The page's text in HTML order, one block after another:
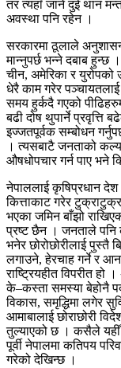
तर त्यहाँ जाने दुई थान
अवस्था पनि रहेन ।
सरकारमा ठूलाले
मान्नुपर्छ भन्ने दबाब
चीन, अमेरिका र युरोपको
धेरै काम गरेर
समय हुर्कदै गएको
बढी दोष थुपार्ने प्रवृत्ति
इज्जतपूर्वक सम्बोधन
। त्यसबाटै जनताको
औषधोपचार गर्न पाए भने
नेपाललाई कृषिप्रधान देश
कित्ताकाट गरेर
भएका जमिन बाँझो
प्रष्ट छैन । जनताले पनि
भनेर छोरोछोरीलाई पुस्तै
लगाउने, हेरचाह गर्ने र
राष्ट्रियहीत विपरीत हो
के–कस्ता समस्या बेहोनै
विकास, समृद्धिमा लगेर
आमाबालाई छोराछोरी
तुल्याएको छ । कसैले यहीँ
पूर्वी नेपालमा कतिपय
गरेको देखिन्छ ।